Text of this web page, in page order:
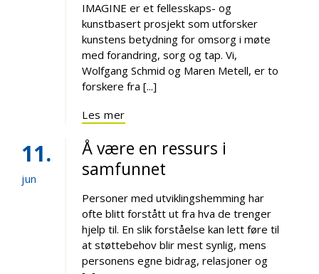
IMAGINE er et fellesskaps- og
kunstbasert prosjekt som utforsker
kunstens betydning for omsorg i møte
med forandring, sorg og tap. Vi,
Wolfgang Schmid og Maren Metell, er to
forskere fra [...]
Les mer
11
jun
Å være en ressurs i
samfunnet
Personer med utviklingshemming har
ofte blitt forstått ut fra hva de trenger
hjelp til. En slik forståelse kan lett føre til
at støttebehov blir mest synlig, mens
personens egne bidrag, relasjoner og